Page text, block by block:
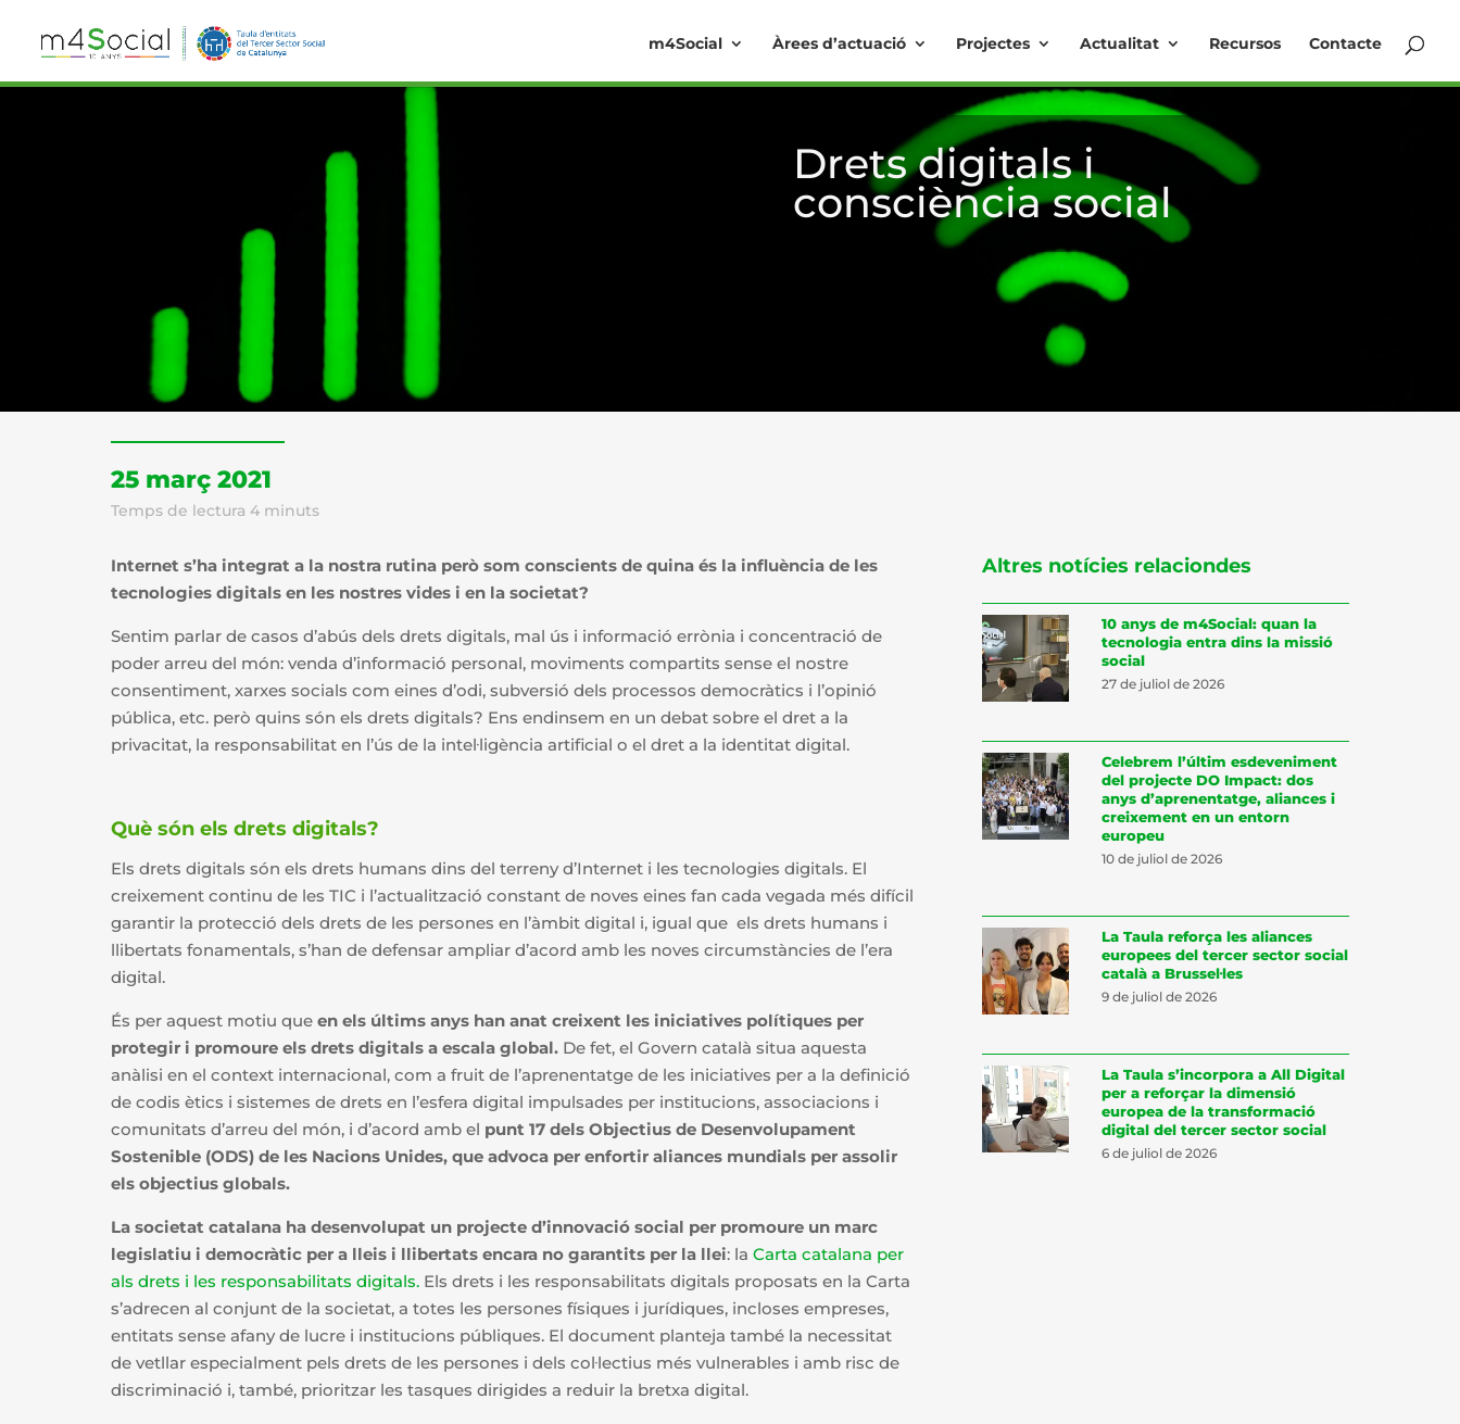
m4Social Àrees d’actuació Projectes Actualitat Recursos Contacte
Drets digitals i
consciència social
25 març 2021
Temps de lectura 4 minuts
Internet s’ha integrat a la nostra rutina però som conscients de quina és la influència de les
tecnologies digitals en les nostres vides i en la societat?
Sentim parlar de casos d’abús dels drets digitals, mal ús i informació errònia i concentració de
poder arreu del món: venda d’informació personal, moviments compartits sense el nostre
consentiment, xarxes socials com eines d’odi, subversió dels processos democràtics i l’opinió
pública, etc. però quins són els drets digitals? Ens endinsem en un debat sobre el dret a la
privacitat, la responsabilitat en l’ús de la intel·ligència artificial o el dret a la identitat digital.
Què són els drets digitals?
Els drets digitals són els drets humans dins del terreny d’Internet i les tecnologies digitals. El
creixement continu de les TIC i l’actualització constant de noves eines fan cada vegada més difícil
garantir la protecció dels drets de les persones en l’àmbit digital i, igual que els drets humans i
llibertats fonamentals, s’han de defensar ampliar d’acord amb les noves circumstàncies de l’era
digital.
És per aquest motiu que en els últims anys han anat creixent les iniciatives polítiques per
protegir i promoure els drets digitals a escala global. De fet, el Govern català situa aquesta
anàlisi en el context internacional, com a fruit de l’aprenentatge de les iniciatives per a la definició
de codis ètics i sistemes de drets en l’esfera digital impulsades per institucions, associacions i
comunitats d’arreu del món, i d’acord amb el punt 17 dels Objectius de Desenvolupament
Sostenible (ODS) de les Nacions Unides, que advoca per enfortir aliances mundials per assolir
els objectius globals.
La societat catalana ha desenvolupat un projecte d’innovació social per promoure un marc
legislatiu i democràtic per a lleis i llibertats encara no garantits per la llei: la Carta catalana per
als drets i les responsabilitats digitals. Els drets i les responsabilitats digitals proposats en la Carta
s’adrecen al conjunt de la societat, a totes les persones físiques i jurídiques, incloses empreses,
entitats sense afany de lucre i institucions públiques. El document planteja també la necessitat
de vetllar especialment pels drets de les persones i dels col·lectius més vulnerables i amb risc de
discriminació i, també, prioritzar les tasques dirigides a reduir la bretxa digital.
Altres notícies relaciondes
10 anys de m4Social: quan la
tecnologia entra dins la missió
social
27 de juliol de 2026
Celebrem l’últim esdeveniment
del projecte DO Impact: dos
anys d’aprenentatge, aliances i
creixement en un entorn
europeu
10 de juliol de 2026
La Taula reforça les aliances
europees del tercer sector social
català a Brussel·les
9 de juliol de 2026
La Taula s’incorpora a All Digital
per a reforçar la dimensió
europea de la transformació
digital del tercer sector social
6 de juliol de 2026